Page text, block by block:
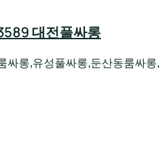
대전풀싸롱
싸롱,유성풀싸롱,둔산동룸싸롱,